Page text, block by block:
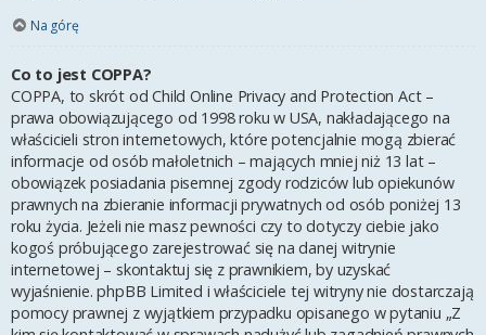
Na górę
Co to jest COPPA?
COPPA, to skrót od Child Online Privacy and Protection Act –
prawa obowiązującego od 1998 roku w USA, nakładającego na
właścicieli stron internetowych, które potencjalnie mogą zbierać
informacje od osób małoletnich – mających mniej niż 13 lat –
obowiązek posiadania pisemnej zgody rodziców lub opiekunów
prawnych na zbieranie informacji prywatnych od osób poniżej 13
roku życia. Jeżeli nie masz pewności czy to dotyczy ciebie jako
kogoś próbującego zarejestrować się na danej witrynie
internetowej – skontaktuj się z prawnikiem, by uzyskać
wyjaśnienie. phpBB Limited i właściciele tej witryny nie dostarczają
pomocy prawnej z wyjątkiem przypadku opisanego w pytaniu „Z